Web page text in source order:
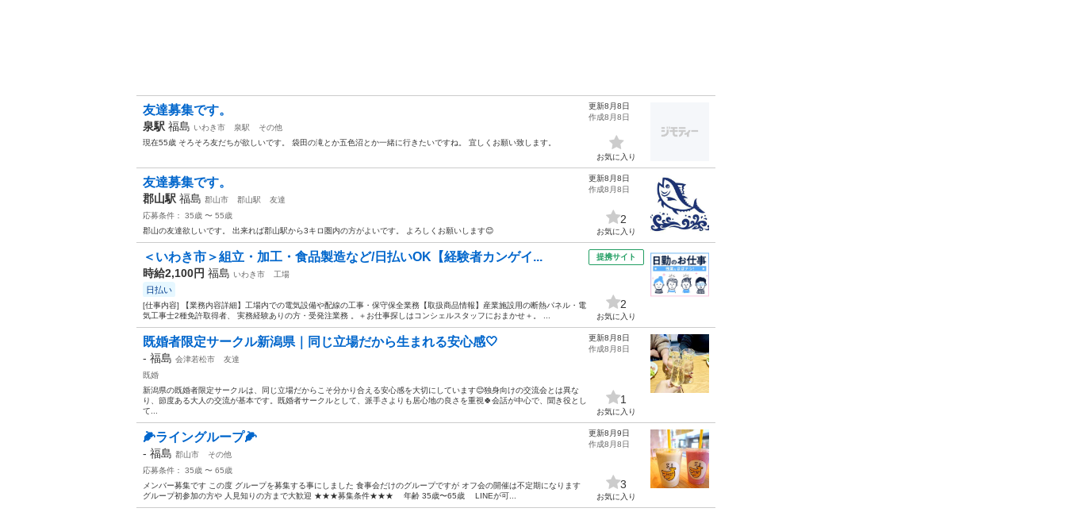
友達募集です。
泉駅 福島 いわき市 泉駅
その他
現在55歳 そろそろ友だちが欲しいです。 袋田の滝とか五色沼とか一緒に行きたいですね。 宜しくお願い致します。
更新8月8日
作成8月8日
お気に入り
友達募集です。
郡山駅 福島 郡山市 郡山駅
友達
応募条件： 35歳 〜 55歳
郡山の友達欲しいです。 出来れば郡山駅から3キロ圏内の方がよいです。 よろしくお願いします😊
更新8月8日
作成8月8日
2
お気に入り
＜いわき市＞組立・加工・食品製造など/日払いOK【経験者カンゲイ...
時給2,100円 福島 いわき市 工場
日払い
[仕事内容] 【業務内容詳細】工場内での電気設備や配線の工事・保守保全業務【取扱商品情報】産業施設用の断熱パネル・電
気工事士2種免許取得者、 実務経験ありの方・受発注業務 。＋お仕事探しはコンシェルスタッフにおまかせ＋。 ...
提携サイト
2
お気に入り
既婚者限定サークル新潟県｜同じ立場だから生まれる安心感🤍
- 福島 会津若松市
友達
既婚
新潟県の既婚者限定サークルは、同じ立場だからこそ分かり合える安心感を大切にしています😊独身向けの交流会とは異な
り、節度ある大人の交流が基本です。既婚者サークルとして、派手さよりも居心地の良さを重視🍀会話が中心で、聞き役とし
て...
更新8月8日
作成8月8日
1
お気に入り
🌽ライングループ🌽
- 福島 郡山市
その他
応募条件： 35歳 〜 65歳
メンバー募集です この度 グループを募集する事にしました 食事会だけのグループですが オフ会の開催は不定期になります
グループ初参加の方や 人見知りの方まで大歓迎 ★★★募集条件★★★ 年齢 35歳〜65歳 LINEが可...
更新8月9日
作成8月8日
3
お気に入り